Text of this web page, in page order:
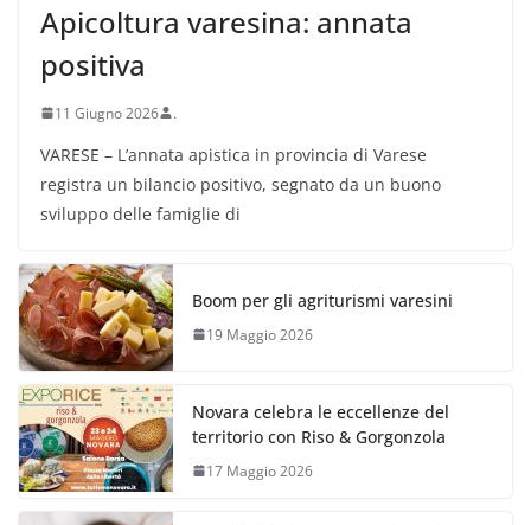
Apicoltura varesina: annata
positiva
11 Giugno 2026 .
VARESE – L’annata apistica in provincia di Varese
registra un bilancio positivo, segnato da un buono
sviluppo delle famiglie di
Boom per gli agriturismi varesini
19 Maggio 2026
Novara celebra le eccellenze del
territorio con Riso & Gorgonzola
17 Maggio 2026